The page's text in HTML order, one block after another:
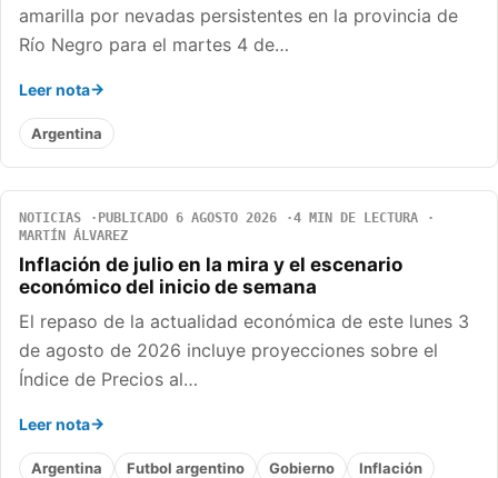
amarilla por nevadas persistentes en la provincia de
Río Negro para el martes 4 de…
Leer nota
Argentina
NOTICIAS PUBLICADO 6 AGOSTO 2026
4 MIN DE LECTURA
MARTÍN ÁLVAREZ
Inflación de julio en la mira y el escenario
económico del inicio de semana
El repaso de la actualidad económica de este lunes 3
de agosto de 2026 incluye proyecciones sobre el
Índice de Precios al…
Leer nota
Argentina Futbol argentino Gobierno Inflación